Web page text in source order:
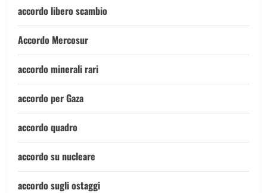
accordo libero scambio
Accordo Mercosur
accordo minerali rari
accordo per Gaza
accordo quadro
accordo su nucleare
accordo sugli ostaggi